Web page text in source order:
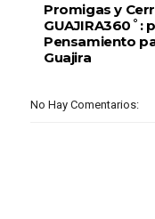
Promigas y
GUAJIRA360˚:
Pensamiento
Guajira
No Hay Comentarios: